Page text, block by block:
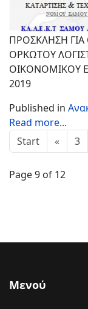
Text
ΠΡΟΣΚΛΗΣΗ
ΟΡΚΩΤΟΥ
ΟΙΚΟΝΟΜΙΚΟΥ
2019
Published in
Read more...
Start
« 3
Page 9 of 12
Μενού